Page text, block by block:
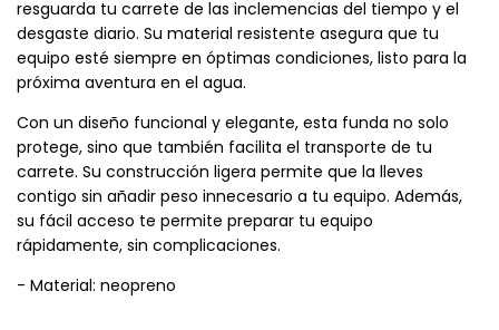
resguarda tu carrete de las inclemencias del tiempo y el
desgaste diario. Su material resistente asegura que tu
equipo esté siempre en óptimas condiciones, listo para la
próxima aventura en el agua.
Con un diseño funcional y elegante, esta funda no solo
protege, sino que también facilita el transporte de tu
carrete. Su construcción ligera permite que la lleves
contigo sin añadir peso innecesario a tu equipo. Además,
su fácil acceso te permite preparar tu equipo
rápidamente, sin complicaciones.
- Material: neopreno